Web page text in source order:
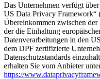
Das Unternehmen verfügt
US Data Privacy Framework“
Übereinkommen zwischen
der die Einhaltung
Datenverarbeitungen in den
dem DPF zertifizierte
Datenschutzstandards
erhalten Sie vom Anbieter
https://